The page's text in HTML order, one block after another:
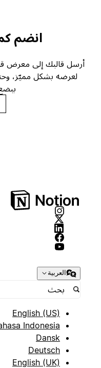
انضم
لعرضه بشكل مميّز، وحتى
ببضع
العربية
English (US)
Bahasa Indonesia
Dansk
Deutsch
English (UK)